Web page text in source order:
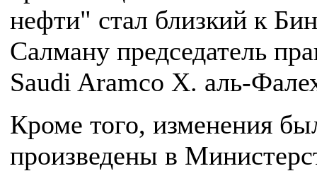
нефти" стал близкий к Бин
Салману председатель
Saudi Aramco Х. аль-
Кроме того, изменения
произведены в